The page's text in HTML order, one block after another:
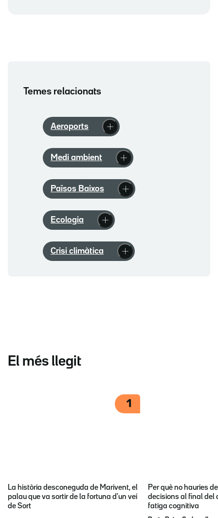
Temes relacionats
Aeroports
Medi ambient
Països Baixos
Ecologia
Crisi climàtica
El més llegit
1
La història desconeguda de Marivent, el
palau que va sortir de la fortuna d'un veí
de Sort
Per què no hauries
decisions al final del
fatiga cognitiva